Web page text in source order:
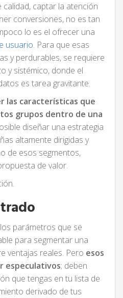
captar la atención
conversiones, no es tan
lo es el ofrecer una
usuario. Para que esas
y perdurables, se requiere
y sistémico, donde el
es tarea gravitante.
las características que
grupos dentro de una
diseñar una estrategia
altamente dirigidas y
de esos segmentos,
de valor.
parámetros que se
para segmentar una
ventajas reales. Pero esos
especulativos; deben
que tengas en tu lista de
derivado de tus